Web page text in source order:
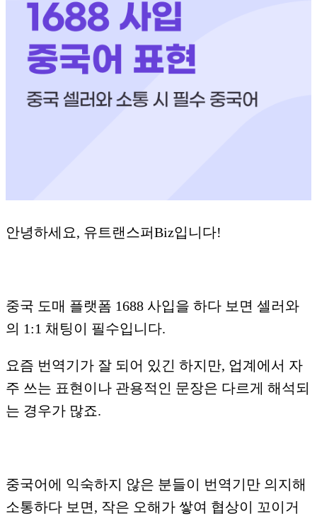
안녕하세요, 유트랜스퍼Biz입니다!
중국 도매 플랫폼 1688 사입을 하다 보면 셀러와
의 1:1 채팅이 필수입니다.
요즘 번역기가 잘 되어 있긴 하지만, 업계에서 자
주 쓰는 표현이나 관용적인 문장은 다르게 해석되
는 경우가 많죠.
중국어에 익숙하지 않은 분들이 번역기만 의지해
소통하다 보면, 작은 오해가 쌓여 협상이 꼬이거